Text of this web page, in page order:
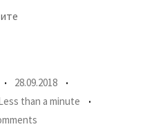
28.09.2018
than a minute